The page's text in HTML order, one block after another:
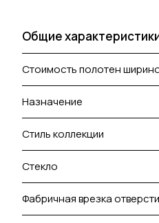
Общие
Стоимость полотен
Назначение
Стиль коллекции
Стекло
Фабричная врезка